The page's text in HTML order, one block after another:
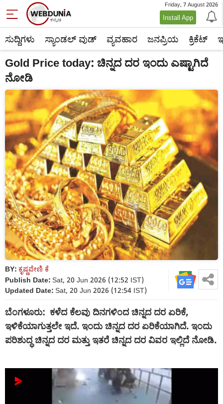
Friday, 7 August 2026
Install App
ಸುದ್ದಿಗಳು ಸ್ಯಾಂಡಲ್ ವುಡ್ ವ್ಯವಹಾರ ಜನಪ್ರಿಯ ಕ್ರಿಕೆಟ್‌
Gold Price today: ಚಿನ್ನದ ದರ ಇಂದು ಎಷ್ಟಾಗಿದೆ
ನೋಡಿ
BY: ಕೃಷ್ಣವೇಣಿ ಕೆ
Publish Date: Sat, 20 Jun 2026 (12:52 IST)
Updated Date: Sat, 20 Jun 2026 (12:54 IST)
ಬೆಂಗಳೂರು: ಕಳೆದ ಕೆಲವು ದಿನಗಳಿಂದ ಚಿನ್ನದ ದರ ಏರಿಕೆ,
ಇಳಿಕೆಯಾಗುತ್ತಲೇ ಇದೆ. ಇಂದು ಚಿನ್ನದ ದರ ಏರಿಕೆಯಾಗಿದೆ. ಇಂದು
ಪರಿಶುದ್ಧ ಚಿನ್ನದ ದರ ಮತ್ತು ಇತರೆ ಚಿನ್ನದ ದರ ವಿವರ ಇಲ್ಲಿದೆ ನೋಡಿ.